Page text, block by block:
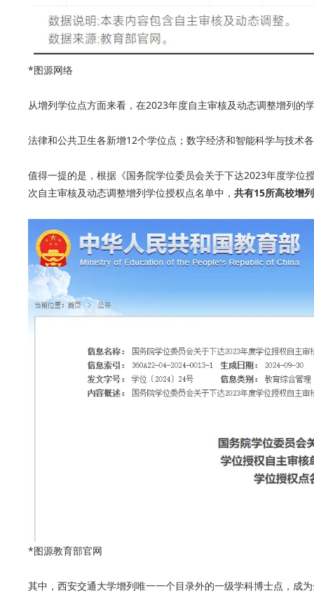
*图源网络
从增列学位点方面来看，在2023年度自主审核及动态调整增列的
法律和公共卫生各新增12个学位点；数字经济和智能科学与技术
值得一提的是，根据《国务院学位委员会关于下达2023年度学
次自主审核及动态调整增列学位授权点名单中， 共有15所高校增
*图源教育部官网
其中，西安交通大学增列唯一一个目录外的一级学科博士点，成